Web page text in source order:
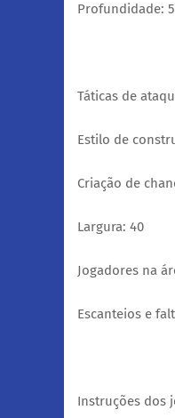
Profundidade:
Táticas de
Estilo de
Criação de
Largura: 40
Jogadores na
Escanteios e
Instruções dos